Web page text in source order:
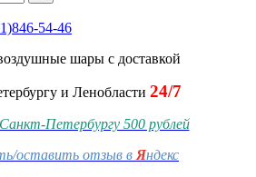
54-46
шары с доставкой
и Ленобласти 24/7
Петербургу 500 рублей
оставить отзыв в Яндекс